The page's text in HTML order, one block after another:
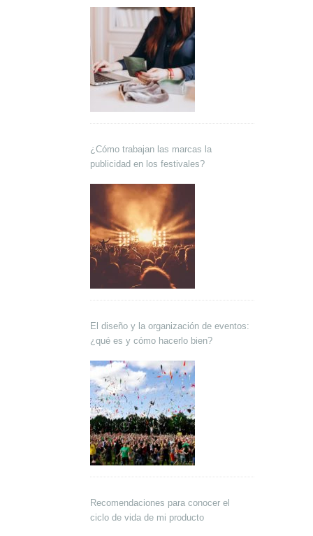
¿Cómo trabajan las marcas la
publicidad en los festivales?
El diseño y la organización de eventos:
¿qué es y cómo hacerlo bien?
Recomendaciones para conocer el
ciclo de vida de mi producto